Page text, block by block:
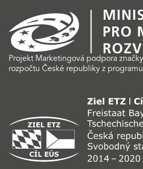
Projekt Marketingová podpora
rozpočtu České republiky z